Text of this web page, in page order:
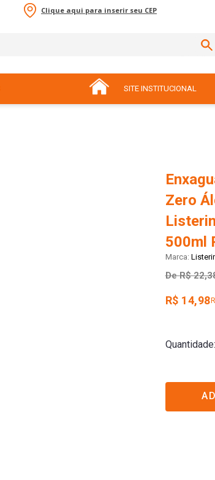
Clique aqui para inserir seu CEP
SITE INSTITUCIONAL
Zero
500ml
De R$
R$ 14,98
Quantidade